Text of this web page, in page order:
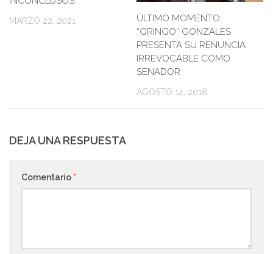
MARZO 22, 2021
ÚLTIMO MOMENTO:
“GRINGO” GONZALES
PRESENTA SU RENUNCIA
IRREVOCABLE COMO
SENADOR
AGOSTO 14, 2018
DEJA UNA RESPUESTA
Comentario *